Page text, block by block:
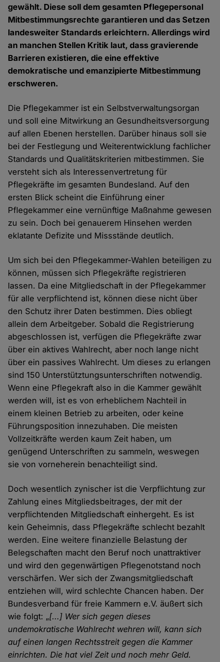
gewählt. Diese soll dem gesamten Pflegepersonal
Mitbestimmungsrechte garantieren und das Setzen
landesweiter Standards erleichtern. Allerdings wird
an manchen Stellen Kritik laut, dass gravierende
Barrieren existieren, die eine effektive
demokratische und emanzipierte Mitbestimmung
erschweren.
Die Pflegekammer ist ein Selbstverwaltungsorgan
und soll eine Mitwirkung an Gesundheitsversorgung
auf allen Ebenen herstellen. Darüber hinaus soll sie
bei der Festlegung und Weiterentwicklung fachlicher
Standards und Qualitätskriterien mitbestimmen. Sie
versteht sich als Interessenvertretung für
Pflegekräfte im gesamten Bundesland. Auf den
ersten Blick scheint die Einführung einer
Pflegekammer eine vernünftige Maßnahme gewesen
zu sein. Doch bei genauerem Hinsehen werden
eklatante Defizite und Missstände deutlich.
Um sich bei den Pflegekammer-Wahlen beteiligen zu
können, müssen sich Pflegekräfte registrieren
lassen. Da eine Mitgliedschaft in der Pflegekammer
für alle verpflichtend ist, können diese nicht über
den Schutz ihrer Daten bestimmen. Dies obliegt
allein dem Arbeitgeber. Sobald die Registrierung
abgeschlossen ist, verfügen die Pflegekräfte zwar
über ein aktives Wahlrecht, aber noch lange nicht
über ein passives Wahlrecht. Um dieses zu erlangen
sind 150 Unterstütztungsunterschriften notwendig.
Wenn eine Pflegekraft also in die Kammer gewählt
werden will, ist es von erheblichem Nachteil in
einem kleinen Betrieb zu arbeiten, oder keine
Führungsposition innezuhaben. Die meisten
Vollzeitkräfte werden kaum Zeit haben, um
genügend Unterschriften zu sammeln, weswegen
sie von vorneherein benachteiligt sind.
Doch wesentlich zynischer ist die Verpflichtung zur
Zahlung eines Mitgliedsbeitrages, der mit der
verpflichtenden Mitgliedschaft einhergeht. Es ist
kein Geheimnis, dass Pflegekräfte schlecht bezahlt
werden. Eine weitere finanzielle Belastung der
Belegschaften macht den Beruf noch unattraktiver
und wird den gegenwärtigen Pflegenotstand noch
verschärfen. Wer sich der Zwangsmitgliedschaft
entziehen will, wird schlechte Chancen haben. Der
Bundesverband für freie Kammern e.V. äußert sich
wie folgt: „[...] Wer sich gegen dieses
undemokratische Wahlrecht wehren will, kann sich
auf einen langen Rechtsstreit gegen die Kammer
einrichten. Die hat viel Zeit und noch mehr Geld.